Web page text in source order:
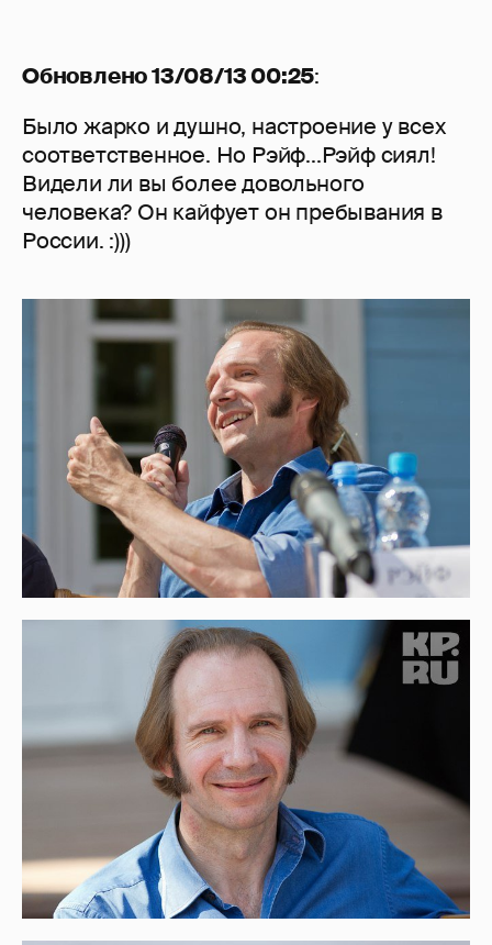
Обновлено 13/08/13 00:25:
Было жарко и душно, настроение у всех
соответственное. Но Рэйф...Рэйф сиял!
Видели ли вы более довольного
человека? Он кайфует он пребывания в
России. :)))